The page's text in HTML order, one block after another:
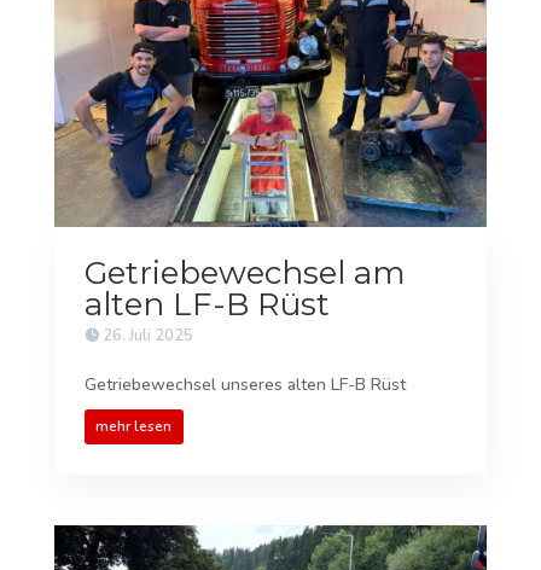
Getriebewechsel am
alten LF-B Rüst
26. Juli 2025
Getriebewechsel unseres alten LF-B Rüst
mehr lesen